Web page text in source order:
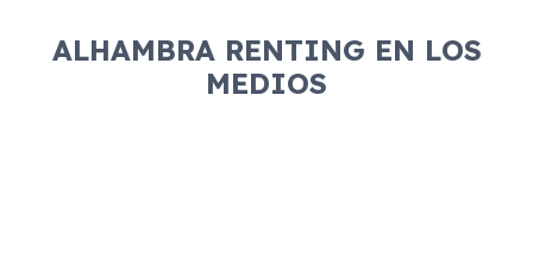
ALHAMBRA RENTING EN LOS
MEDIOS